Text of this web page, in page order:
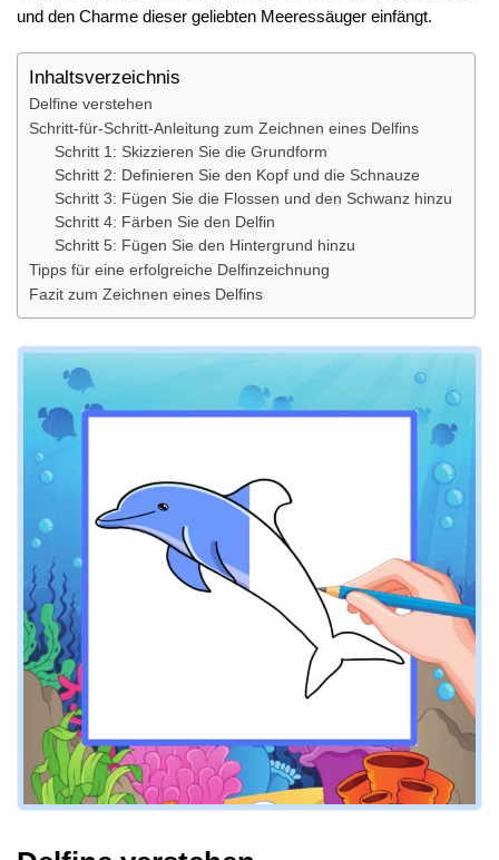
und den Charme dieser geliebten Meeressäuger einfängt.
Inhaltsverzeichnis
Delfine verstehen
Schritt-für-Schritt-Anleitung zum Zeichnen eines Delfins
Schritt 1: Skizzieren Sie die Grundform
Schritt 2: Definieren Sie den Kopf und die Schnauze
Schritt 3: Fügen Sie die Flossen und den Schwanz hinzu
Schritt 4: Färben Sie den Delfin
Schritt 5: Fügen Sie den Hintergrund hinzu
Tipps für eine erfolgreiche Delfinzeichnung
Fazit zum Zeichnen eines Delfins